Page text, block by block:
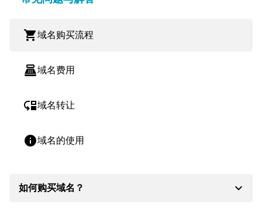
shopping_cart域名购买流程
point_of_sale域名费用
move_down域名转让
info域名的使用
如何购买域名？ expand_more